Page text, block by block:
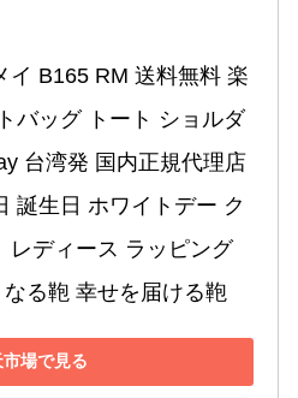
イ B165 RM 送料無料 楽
バッグ トート ショルダ
台湾発 国内正規代理店
誕生日 ホワイトデー ク
レディース ラッピング
る鞄 幸せを届ける鞄
場で見る